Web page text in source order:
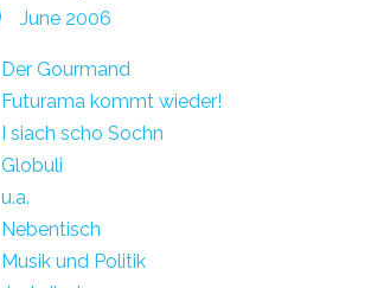
June 2006
Der Gourmand
Futurama kommt wieder!
I siach scho Sochn
Globuli
u.a.
Nebentisch
Musik und Politik